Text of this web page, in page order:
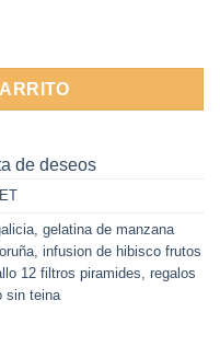
Orballo cantidad
de deseos
, gelatina de manzana
, infusion de hibisco frutos
12 filtros piramides, regalos
sin teina